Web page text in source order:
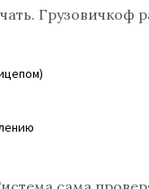
Грузовичкоф